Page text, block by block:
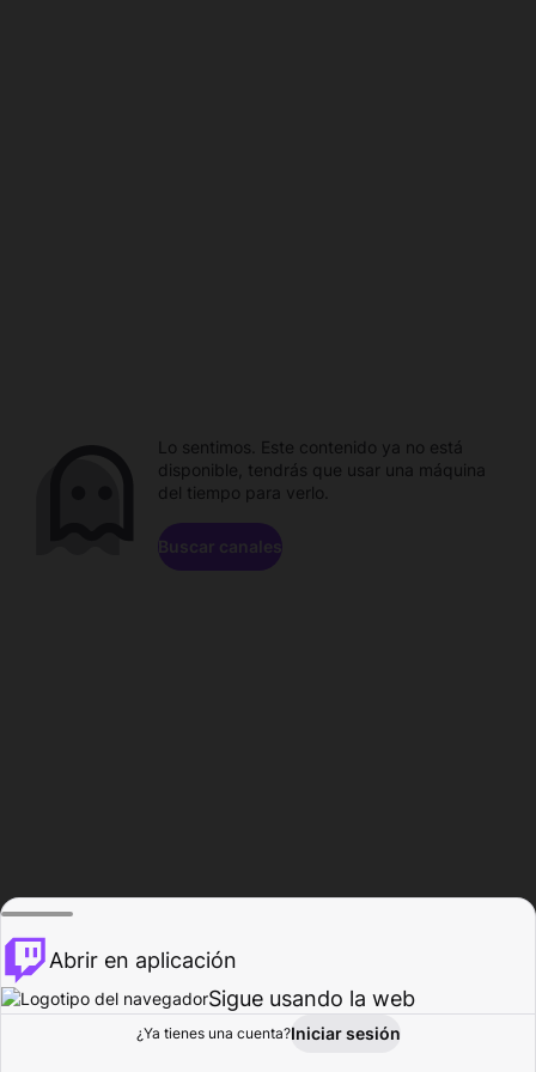
Explorar Actividad
Lo sentimos. Este contenido ya no está
disponible, tendrás que usar una máquina
del tiempo para verlo.
Buscar canales
Abrir en aplicación
Sigue usando la web
¿Ya tienes una cuenta?Iniciar sesión